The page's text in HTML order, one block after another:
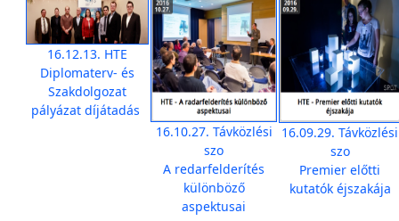
16.12.13. HTE
Diplomaterv- és
Szakdolgozat
pályázat díjátadás
16.10.27. Távközlési
szo
A redarfelderítés
különböző
aspektusai
16.09.29. Távközlési
szo
Premier előtti
kutatók éjszakája